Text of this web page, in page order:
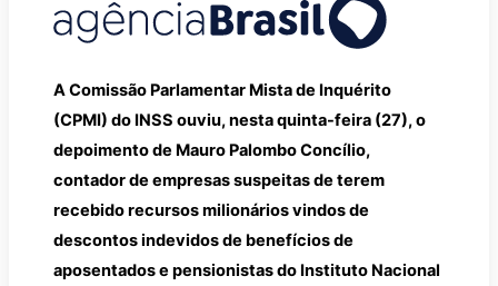
A Comissão Parlamentar Mista de Inquérito
(CPMI) do INSS ouviu, nesta quinta-feira (27), o
depoimento de Mauro Palombo Concílio,
contador de empresas suspeitas de terem
recebido recursos milionários vindos de
descontos indevidos de benefícios de
aposentados e pensionistas do Instituto Nacional